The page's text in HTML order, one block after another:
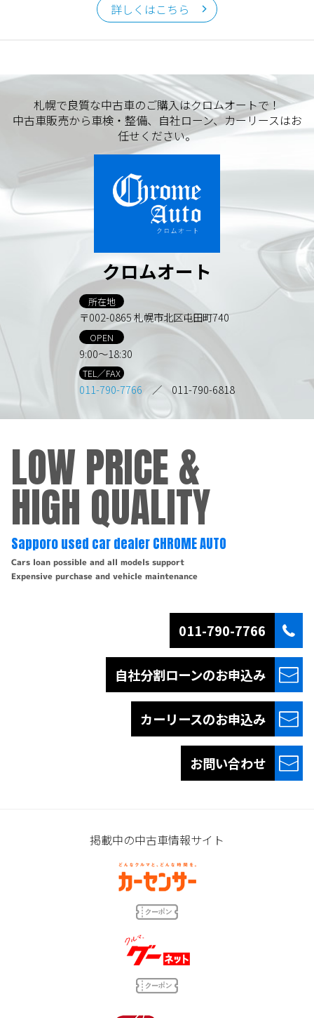
詳しくはこちら
札幌で良質な中古車のご購入はクロムオートで！
中古車販売から車検・整備、自社ローン、カーリースはお
任せください。
クロムオート
所在地
〒002-0865 札幌市北区屯田町740
OPEN
9:00～18:30
TEL／FAX
011-790-7766 ／ 011-790-6818
LOW PRICE &
HIGH QUALITY
Sapporo used car dealer CHROME AUTO
Cars loan possible and all models support
Expensive purchase and vehicle maintenance
011-790-7766
自社分割ローンのお申込み
カーリースのお申込み
お問い合わせ
掲載中の中古車情報サイト